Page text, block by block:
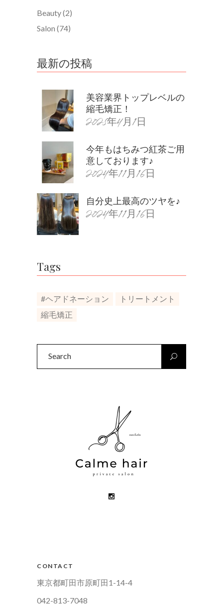
Beauty(2)
Salon (74)
最新の投稿
美容業界トップレベルの
縮毛矯正！
2025年4月1日
今年もはちみつ紅茶ご用
意しております♪
2024年11月16日
自分史上最高のツヤを♪
2024年11月16日
Tags
#ヘアドネーション
トリートメント
縮毛矯正
CONTACT
東京都町田市原町田1-14-4
042-813-7048